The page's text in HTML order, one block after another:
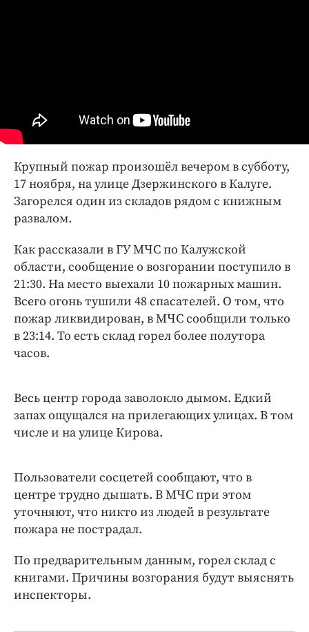
Крупный пожар произошёл вечером в субботу,
17 ноября, на улице Дзержинского в Калуге.
Загорелся один из складов рядом с книжным
развалом.
Как рассказали в ГУ МЧС по Калужской
области, сообщение о возгорании поступило в
21:30. На место выехали 10 пожарных машин.
Всего огонь тушили 48 спасателей. О том, что
пожар ликвидирован, в МЧС сообщили только
в 23:14. То есть склад горел более полутора
часов.
Весь центр города заволокло дымом. Едкий
запах ощущался на прилегающих улицах. В том
числе и на улице Кирова.
Пользователи сосцетей сообщают, что в
центре трудно дышать. В МЧС при этом
уточняют, что никто из людей в результате
пожара не пострадал.
По предварительным данным, горел склад с
книгами. Причины возгорания будут выяснять
инспекторы.